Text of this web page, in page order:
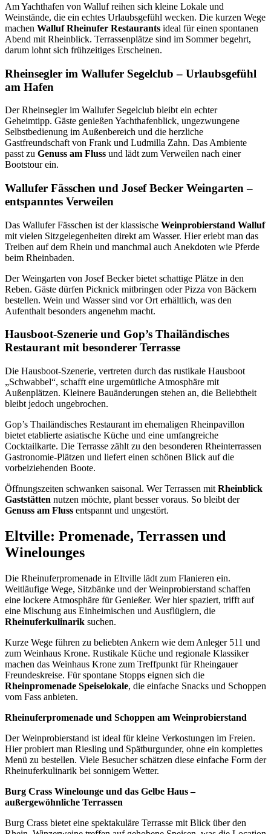
Am Yachthafen von Walluf reihen sich kleine Lokale und
Weinstände, die ein echtes Urlaubsgefühl wecken. Die kurzen Wege
machen Walluf Rheinufer Restaurants ideal für einen spontanen
Abend mit Rheinblick. Terrassenplätze sind im Sommer begehrt,
darum lohnt sich frühzeitiges Erscheinen.
Rheinsegler im Wallufer Segelclub – Urlaubsgefühl
am Hafen
Der Rheinsegler im Wallufer Segelclub bleibt ein echter
Geheimtipp. Gäste genießen Yachthafenblick, ungezwungene
Selbstbedienung im Außenbereich und die herzliche
Gastfreundschaft von Frank und Ludmilla Zahn. Das Ambiente
passt zu Genuss am Fluss und lädt zum Verweilen nach einer
Bootstour ein.
Wallufer Fässchen und Josef Becker Weingarten –
entspanntes Verweilen
Das Wallufer Fässchen ist der klassische Weinprobierstand Walluf
mit vielen Sitzgelegenheiten direkt am Wasser. Hier erlebt man das
Treiben auf dem Rhein und manchmal auch Anekdoten wie Pferde
beim Rheinbaden.
Der Weingarten von Josef Becker bietet schattige Plätze in den
Reben. Gäste dürfen Picknick mitbringen oder Pizza von Bäckern
bestellen. Wein und Wasser sind vor Ort erhältlich, was den
Aufenthalt besonders angenehm macht.
Hausboot-Szenerie und Gop’s Thailändisches
Restaurant mit besonderer Terrasse
Die Hausboot‑Szenerie, vertreten durch das rustikale Hausboot
„Schwabbel“, schafft eine urgemütliche Atmosphäre mit
Außenplätzen. Kleinere Bauänderungen stehen an, die Beliebtheit
bleibt jedoch ungebrochen.
Gop’s Thailändisches Restaurant im ehemaligen Rheinpavillon
bietet etablierte asiatische Küche und eine umfangreiche
Cocktailkarte. Die Terrasse zählt zu den besonderen Rheinterrassen
Gastronomie‑Plätzen und liefert einen schönen Blick auf die
vorbeiziehenden Boote.
Öffnungszeiten schwanken saisonal. Wer Terrassen mit Rheinblick
Gaststätten nutzen möchte, plant besser voraus. So bleibt der
Genuss am Fluss entspannt und ungestört.
Eltville: Promenade, Terrassen und
Winelounges
Die Rheinuferpromenade in Eltville lädt zum Flanieren ein.
Weitläufige Wege, Sitzbänke und der Weinprobierstand schaffen
eine lockere Atmosphäre für Genießer. Wer hier spaziert, trifft auf
eine Mischung aus Einheimischen und Ausflüglern, die
Rheinuferkulinarik suchen.
Kurze Wege führen zu beliebten Ankern wie dem Anleger 511 und
zum Weinhaus Krone. Rustikale Küche und regionale Klassiker
machen das Weinhaus Krone zum Treffpunkt für Rheingauer
Freundeskreise. Für spontane Stopps eignen sich die
Rheinpromenade Speiselokale, die einfache Snacks und Schoppen
vom Fass anbieten.
Rheinuferpromenade und Schoppen am Weinprobierstand
Der Weinprobierstand ist ideal für kleine Verkostungen im Freien.
Hier probiert man Riesling und Spätburgunder, ohne ein komplettes
Menü zu bestellen. Viele Besucher schätzen diese einfache Form der
Rheinuferkulinarik bei sonnigem Wetter.
Burg Crass Winelounge und das Gelbe Haus –
außergewöhnliche Terrassen
Burg Crass bietet eine spektakuläre Terrasse mit Blick über den